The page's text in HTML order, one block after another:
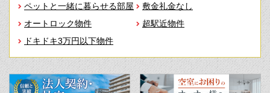
ペットと一緒に暮らせる部屋
敷金礼金なし
オートロック物件
超駅近物件
ドキドキ3万円以下物件